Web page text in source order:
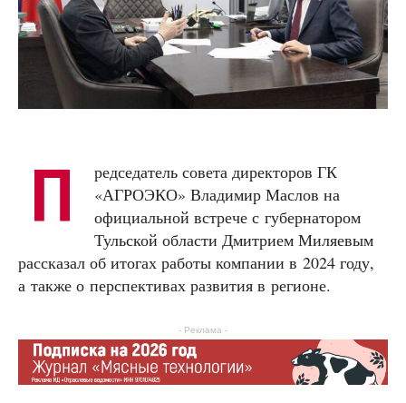
П
редседатель совета директоров ГК
«АГРОЭКО» Владимир Маслов на
официальной встрече с губернатором
Тульской области Дмитрием Миляевым
рассказал об итогах работы компании в 2024 году,
а также о перспективах развития в регионе.
- Реклама -